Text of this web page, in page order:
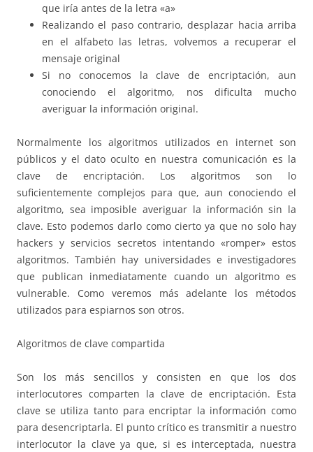
que iría antes de la letra «a»
Realizando el paso contrario, desplazar hacia arriba
en el alfabeto las letras, volvemos a recuperar el
mensaje original
Si no conocemos la clave de encriptación, aun
conociendo el algoritmo, nos dificulta mucho
averiguar la información original.
Normalmente los algoritmos utilizados en internet son
públicos y el dato oculto en nuestra comunicación es la
clave de encriptación. Los algoritmos son lo
suficientemente complejos para que, aun conociendo el
algoritmo, sea imposible averiguar la información sin la
clave. Esto podemos darlo como cierto ya que no solo hay
hackers y servicios secretos intentando «romper» estos
algoritmos. También hay universidades e investigadores
que publican inmediatamente cuando un algoritmo es
vulnerable. Como veremos más adelante los métodos
utilizados para espiarnos son otros.
Algoritmos de clave compartida
Son los más sencillos y consisten en que los dos
interlocutores comparten la clave de encriptación. Esta
clave se utiliza tanto para encriptar la información como
para desencriptarla. El punto crítico es transmitir a nuestro
interlocutor la clave ya que, si es interceptada, nuestra